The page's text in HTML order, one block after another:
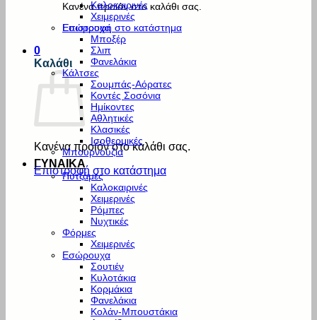
Κανένα προϊόν στο καλάθι σας.
Επιστροφή στο κατάστημα
0
Καλάθι
Κανένα προϊόν στο καλάθι σας.
Επιστροφή στο κατάστημα
Καλοκαιρινές
Χειμερινές
Εσώρουχα
Μποξέρ
Σλιπ
Φανελάκια
Κάλτσες
Σουμπάς-Αόρατες
Κοντές Σοσόνια
Ημίκοντες
Αθλητικές
Κλασικές
Ισοθερμικές
Μπουρνούζια
ΓΥΝΑΙΚΑ
Πυτζάμες
Καλοκαιρινές
Χειμερινές
Ρόμπες
Νυχτικές
Φόρμες
Χειμερινές
Εσώρουχα
Σουτιέν
Κυλοτάκια
Κορμάκια
Φανελάκια
Κολάν-Μπουστάκια